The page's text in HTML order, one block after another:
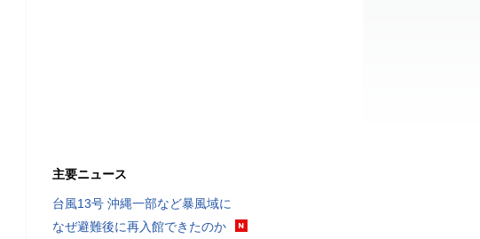
主要ニュース
台風13号 沖縄一部など暴風域に
なぜ避難後に再入館できたのか